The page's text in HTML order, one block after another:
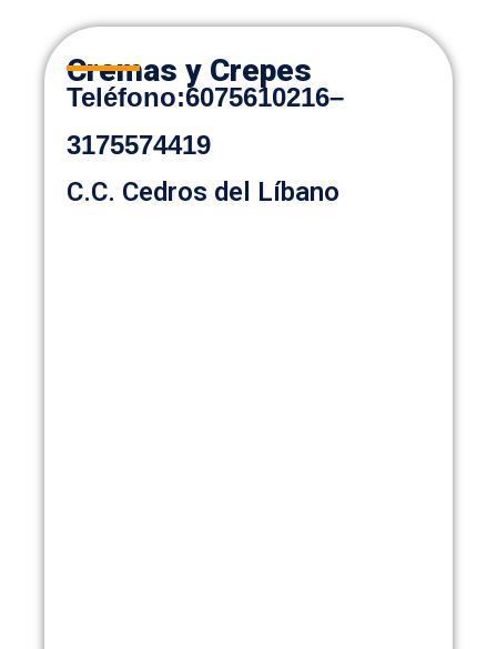
Cremas y Crepes
Teléfono:6075610216–
3175574419
C.C. Cedros del Líbano